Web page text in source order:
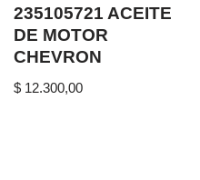
235105721 ACEITE
DE MOTOR
CHEVRON
$ 12.300,00